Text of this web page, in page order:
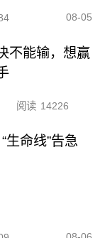
08-05
不能输，想赢
阅读 14226
生命线”告急